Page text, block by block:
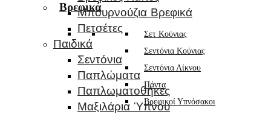
Βρεφικά
Σετ Κούνιας
Σεντόνια Κούνιας
Σεντόνια Λίκνου
Πάντα
Βρεφικοί Υπνόσακοι
Μπουρνούζια Βρεφικά
Πετσέτες
Παιδικά
Σεντόνια
Παπλώματα
Παπλωματοθήκες
Μαξιλάρια Ύπνου